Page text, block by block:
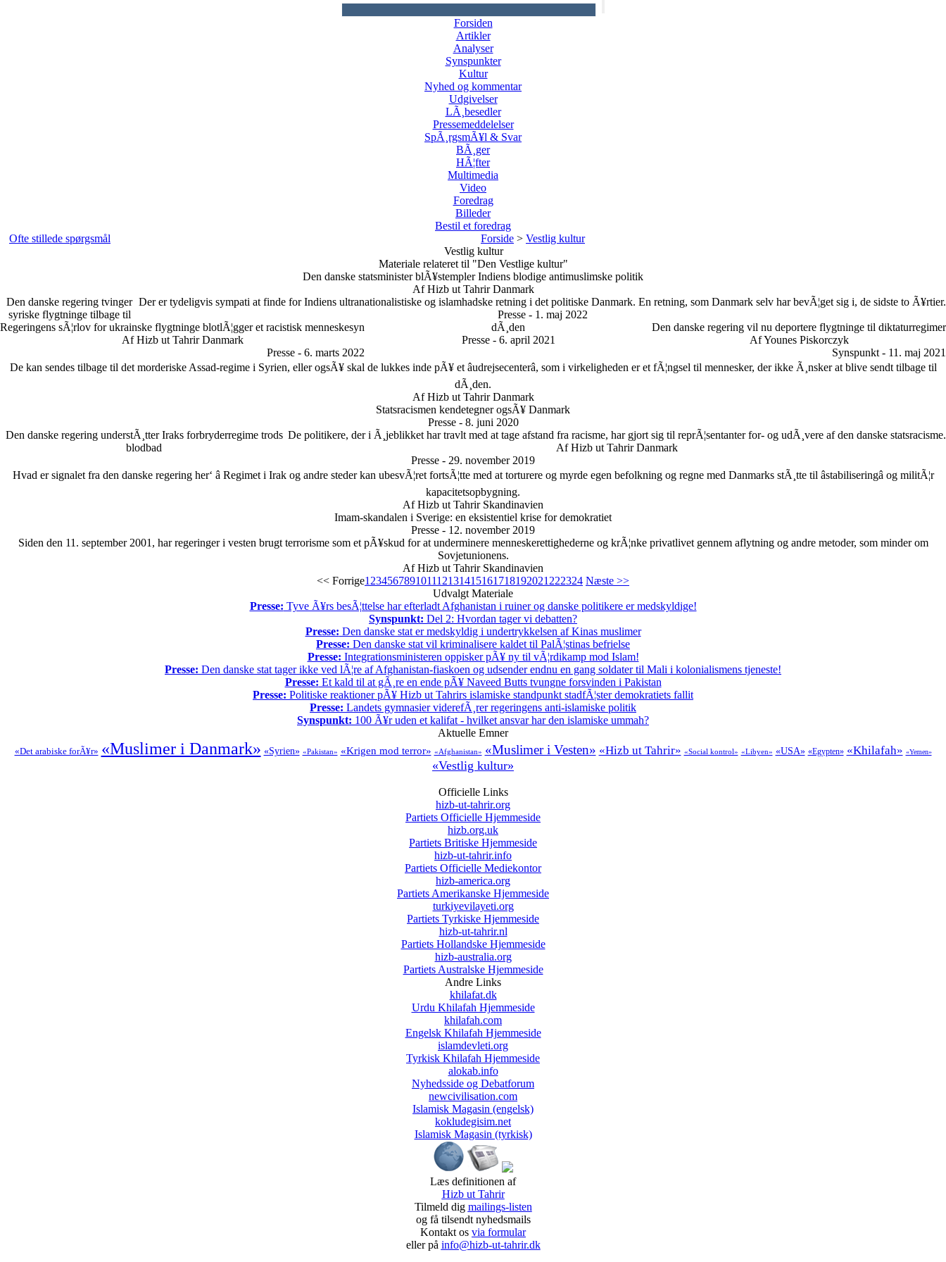
Forsiden
Artikler
Analyser
Synspunkter
Kultur
Nyhed og kommentar
Udgivelser
LÃ¸besedler
Pressemeddelelser
SpÃ¸rgsmÃ¥l & Svar
BÃ¸ger
HÃ¦fter
Multimedia
Video
Foredrag
Billeder
Bestil et foredrag
Ofte stillede spørgsmål
Forside > Vestlig kultur
Vestlig kultur
Materiale relateret til "Den Vestlige kultur"
Den danske statsminister blÃ¥stempler Indiens blodige antimuslimske politik
Af Hizb ut Tahrir Danmark
Der er tydeligvis sympati at finde for Indiens ultranationalistiske og islamhadske retning i det politiske Danmark. En retning, som Danmark selv har bevÃ¦get sig i, de sidste to Ã¥rtier.
Presse - 1. maj 2022
Regeringens sÃ¦rlov for ukrainske flygtninge blotlÃ¦gger et racistisk menneskesyn
Af Hizb ut Tahrir Danmark
Presse - 6. marts 2022
Den danske regering vil nu deportere flygtninge til diktaturregimer
Af Younes Piskorczyk
Synspunkt - 11. maj 2021
Den danske regering tvinger
syriske flygtninge tilbage til
dÃ¸den
Presse - 6. april 2021
De kan sendes tilbage til det morderiske Assad-regime i Syrien, eller ogsÃ¥ skal de lukkes inde pÃ¥ et âudrejsecenterâ, som i virkeligheden er et fÃ¦ngsel til mennesker, der ikke Ã¸nsker at blive sendt tilbage til
dÃ¸den.
Af Hizb ut Tahrir Danmark
Statsracismen kendetegner ogsÃ¥ Danmark
Presse - 8. juni 2020
De politikere, der i Ã¸jeblikket har travlt med at tage afstand fra racisme, har gjort sig til reprÃ¦sentanter for- og udÃ¸vere af den danske statsracisme.
Af Hizb ut Tahrir Danmark
Den danske regering understÃ¸tter Iraks forbryderregime trods
blodbad
Presse - 29. november 2019
Hvad er signalet fra den danske regering her‘ â Regimet i Irak og andre steder kan ubesvÃ¦ret fortsÃ¦tte med at torturere og myrde egen befolkning og regne med Danmarks stÃ¸tte til âstabiliseringâ og militÃ¦r
kapacitetsopbygning.
Af Hizb ut Tahrir Skandinavien
Imam-skandalen i Sverige: en eksistentiel krise for demokratiet
Presse - 12. november 2019
Siden den 11. september 2001, har regeringer i vesten brugt terrorisme som et pÃ¥skud for at underminere menneskerettighederne og krÃ¦nke privatlivet gennem aflytning og andre metoder, som minder om
Sovjetunionens.
Af Hizb ut Tahrir Skandinavien
<< Forrige1 23456789101112131415161718192021 222324 Næste >>
Udvalgt Materiale
Presse: Tyve Ã¥rs besÃ¦ttelse har efterladt Afghanistan i ruiner og danske politikere er medskyldige!
Synspunkt: Del 2: Hvordan tager vi debatten?
Presse: Den danske stat er medskyldig i undertrykkelsen af Kinas muslimer
Presse: Den danske stat vil kriminalisere kaldet til PalÃ¦stinas befrielse
Presse: Integrationsministeren oppisker pÃ¥ ny til vÃ¦rdikamp mod Islam!
Presse: Den danske stat tager ikke ved lÃ¦re af Afghanistan-fiaskoen og udsender endnu en gang soldater til Mali i kolonialismens tjeneste!
Presse: Et kald til at gÃ¸re en ende pÃ¥ Naveed Butts tvungne forsvinden i Pakistan
Presse: Politiske reaktioner pÃ¥ Hizb ut Tahrirs islamiske standpunkt stadfÃ¦ster demokratiets fallit
Presse: Landets gymnasier viderefÃ¸rer regeringens anti-islamiske politik
Synspunkt: 100 Ã¥r uden et kalifat - hvilket ansvar har den islamiske ummah?
Aktuelle Emner
«Det arabiske forÃ¥r» «Muslimer i Danmark» «Syrien» «Pakistan» «Krigen mod terror» «Afghanistan» «Muslimer i Vesten» «Hizb ut Tahrir» «Social kontrol» «Libyen» «USA» «Egypten» «Khilafah» «Yemen»
«Vestlig kultur»
Officielle Links
hizb-ut-tahrir.org
Partiets Officielle Hjemmeside
hizb.org.uk
Partiets Britiske Hjemmeside
hizb-ut-tahrir.info
Partiets Officielle Mediekontor
hizb-america.org
Partiets Amerikanske Hjemmeside
turkiyevilayeti.org
Partiets Tyrkiske Hjemmeside
hizb-ut-tahrir.nl
Partiets Hollandske Hjemmeside
hizb-australia.org
Partiets Australske Hjemmeside
Andre Links
khilafat.dk
Urdu Khilafah Hjemmeside
khilafah.com
Engelsk Khilafah Hjemmeside
islamdevleti.org
Tyrkisk Khilafah Hjemmeside
alokab.info
Nyhedsside og Debatforum
newcivilisation.com
Islamisk Magasin (engelsk)
kokludegisim.net
Islamisk Magasin (tyrkisk)
Læs definitionen af
Hizb ut Tahrir
Tilmeld dig mailings-listen
og få tilsendt nyhedsmails
Kontakt os via formular
eller på info@hizb-ut-tahrir.dk